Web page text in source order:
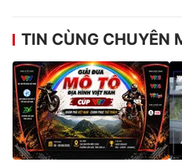
® Cấm sao chép dưới mọi hình
thuận bằng văn bản. Ghi rõ
thông tin từ website này.
TIN CÙNG CHUYÊN